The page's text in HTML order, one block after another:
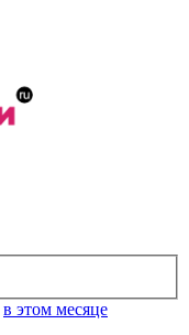
в этом месяце